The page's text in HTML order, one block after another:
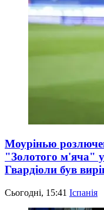
Моурінью
"Золотого м'яча"
Гвардіоли був
Сьогодні, 15:41 Іспанія